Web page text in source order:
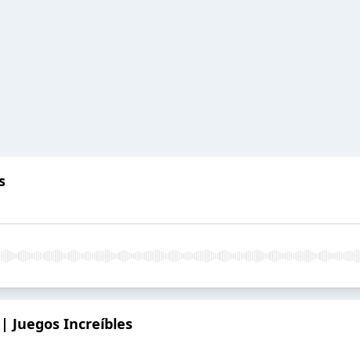
Juegos Increíbles